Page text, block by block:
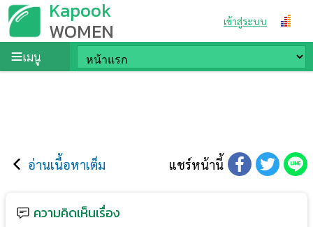
Kapook
WOMEN เข้าสู่ระบบ
เมนู
อ่านเนื้อหาเต็ม แชร์หน้านี้
ความคิดเห็นเรื่อง